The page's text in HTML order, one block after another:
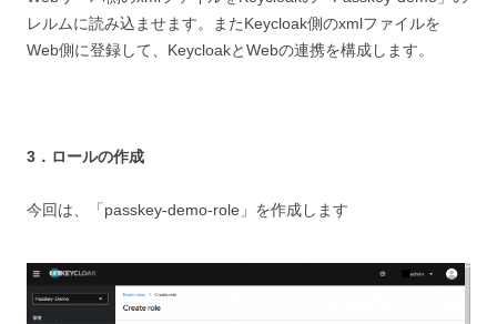
レルムに読み込ませます。またKeycloak側のxmlファイルを
Web側に登録して、KeycloakとWebの連携を構成します。
3．ロールの作成
今回は、「passkey-demo-role」を作成します